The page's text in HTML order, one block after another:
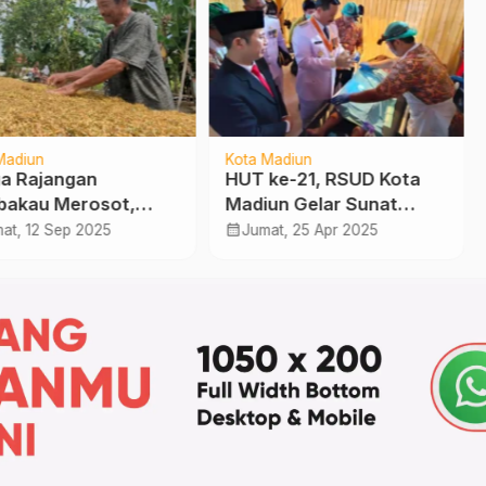
Rajangan
Merosot,
Juga
12 Sep 2025
Kota Madiun
HUT ke-21, RSUD Kota
Madiun Gelar Sunat
Massal dan Papsmear
calendar_monthJumat, 25 Apr 2025